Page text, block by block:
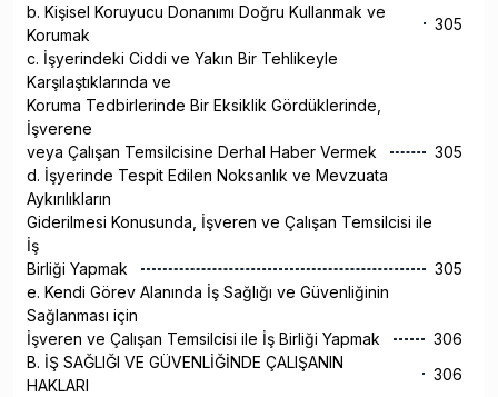
b. Kişisel Koruyucu Donanımı Doğru Kullanmak ve
Korumak
305
c. İşyerindeki Ciddi ve Yakın Bir Tehlikeyle
Karşılaştıklarında ve
Koruma Tedbirlerinde Bir Eksiklik Gördüklerinde,
İşverene
veya Çalışan Temsilcisine Derhal Haber Vermek
305
d. İşyerinde Tespit Edilen Noksanlık ve Mevzuata
Aykırılıkların
Giderilmesi Konusunda, İşveren ve Çalışan Temsilcisi ile
İş
Birliği Yapmak
305
e. Kendi Görev Alanında İş Sağlığı ve Güvenliğinin
Sağlanması için
İşveren ve Çalışan Temsilcisi ile İş Birliği Yapmak
306
B. İŞ SAĞLIĞI VE GÜVENLİĞİNDE ÇALIŞANIN
HAKLARI
306